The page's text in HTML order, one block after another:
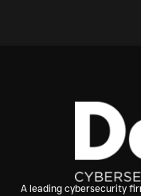
A leading cybersecurity